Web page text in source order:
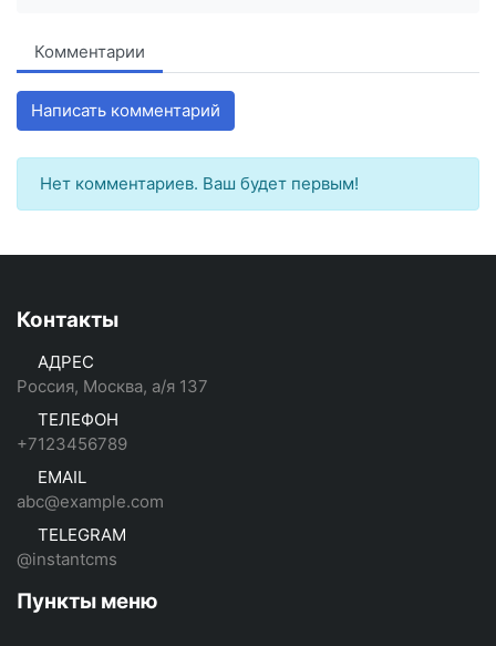
Комментарии
Написать комментарий
Нет комментариев. Ваш будет первым!
Контакты
АДРЕС
Россия, Москва, а/я 137
ТЕЛЕФОН
+7123456789
EMAIL
abc@example.com
TELEGRAM
@instantcms
Пункты меню